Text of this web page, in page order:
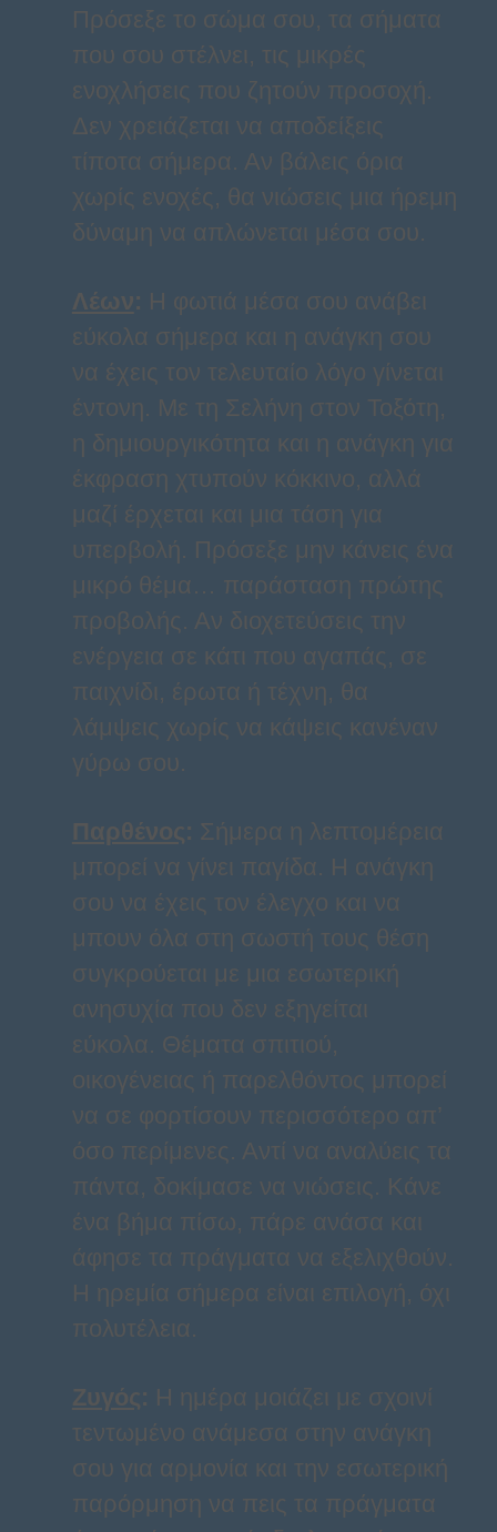
Πρόσεξε το σώμα σου, τα σήματα
που σου στέλνει, τις μικρές
ενοχλήσεις που ζητούν προσοχή.
Δεν χρειάζεται να αποδείξεις
τίποτα σήμερα. Αν βάλεις όρια
χωρίς ενοχές, θα νιώσεις μια ήρεμη
δύναμη να απλώνεται μέσα σου.
Λέων: Η φωτιά μέσα σου ανάβει
εύκολα σήμερα και η ανάγκη σου
να έχεις τον τελευταίο λόγο γίνεται
έντονη. Με τη Σελήνη στον Τοξότη,
η δημιουργικότητα και η ανάγκη για
έκφραση χτυπούν κόκκινο, αλλά
μαζί έρχεται και μια τάση για
υπερβολή. Πρόσεξε μην κάνεις ένα
μικρό θέμα… παράσταση πρώτης
προβολής. Αν διοχετεύσεις την
ενέργεια σε κάτι που αγαπάς, σε
παιχνίδι, έρωτα ή τέχνη, θα
λάμψεις χωρίς να κάψεις κανέναν
γύρω σου.
Παρθένος: Σήμερα η λεπτομέρεια
μπορεί να γίνει παγίδα. Η ανάγκη
σου να έχεις τον έλεγχο και να
μπουν όλα στη σωστή τους θέση
συγκρούεται με μια εσωτερική
ανησυχία που δεν εξηγείται
εύκολα. Θέματα σπιτιού,
οικογένειας ή παρελθόντος μπορεί
να σε φορτίσουν περισσότερο απ’
όσο περίμενες. Αντί να αναλύεις τα
πάντα, δοκίμασε να νιώσεις. Κάνε
ένα βήμα πίσω, πάρε ανάσα και
άφησε τα πράγματα να εξελιχθούν.
Η ηρεμία σήμερα είναι επιλογή, όχι
πολυτέλεια.
Ζυγός: Η ημέρα μοιάζει με σχοινί
τεντωμένο ανάμεσα στην ανάγκη
σου για αρμονία και την εσωτερική
παρόρμηση να πεις τα πράγματα